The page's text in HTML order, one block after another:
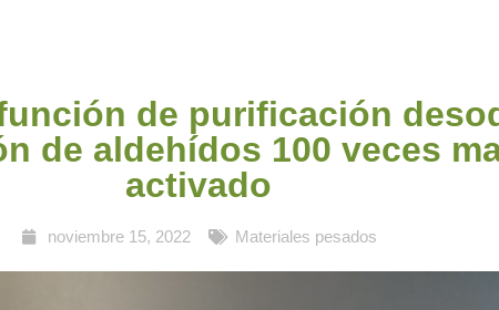
de purificación
de aldehídos 100 veces
activado
noviembre 15, 2022 Materiales pesados